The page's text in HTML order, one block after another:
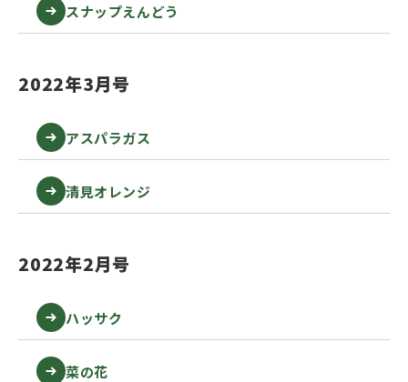
スナップえんどう
2022年3月号
アスパラガス
清見オレンジ
2022年2月号
ハッサク
菜の花